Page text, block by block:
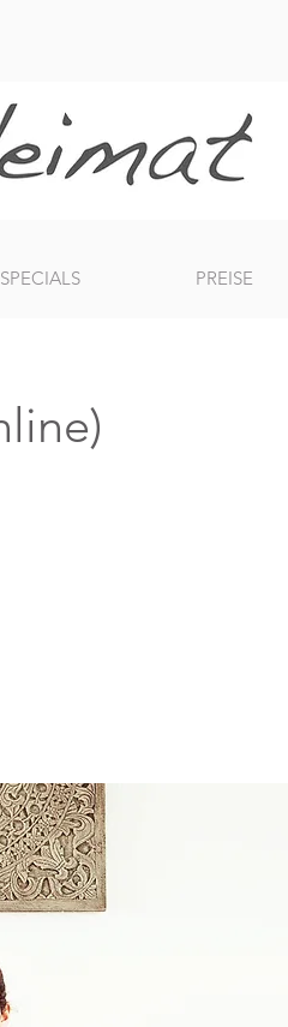
SPECIALS PREISE